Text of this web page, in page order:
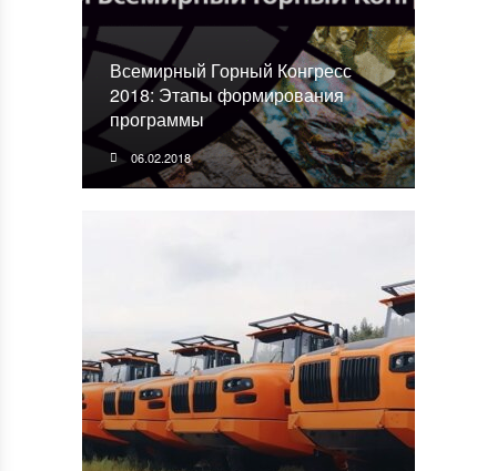
Всемирный Горный Конгресс
2018: Этапы формирования
программы
06.02.2018